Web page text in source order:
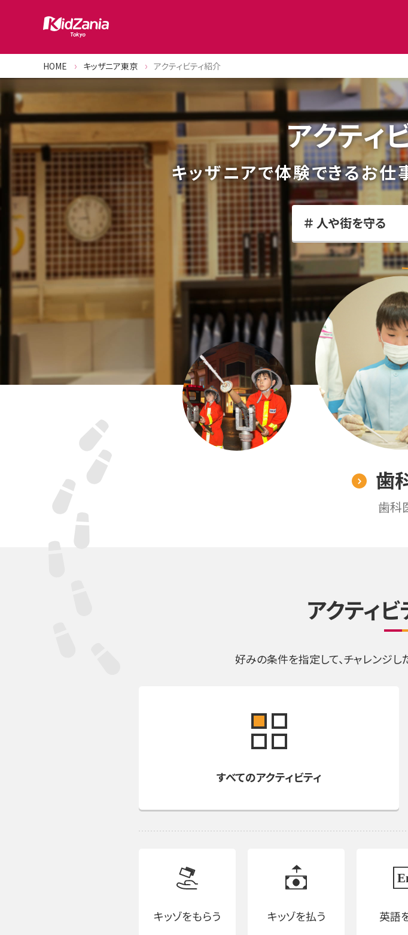
HOME キッザニア東京 アクティビティ紹介
アクティ
キッザニアで体験できるお仕
人や街を守る
人や街を守る
歯
歯科
アクティ
好みの条件を指定して、チャレンジし
すべてのアクティビティ
キッゾをもらう キッゾを払う 英語